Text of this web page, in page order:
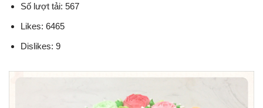
Số lượt tải: 567
Likes: 6465
Dislikes: 9